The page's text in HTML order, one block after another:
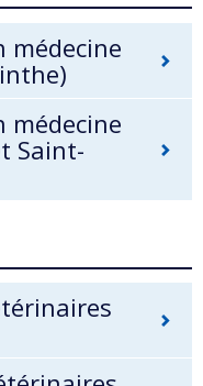
médecine
médecine
Saint-